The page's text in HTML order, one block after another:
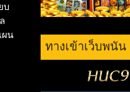
บ
ผน
ทางเข้าเว็บพนัน